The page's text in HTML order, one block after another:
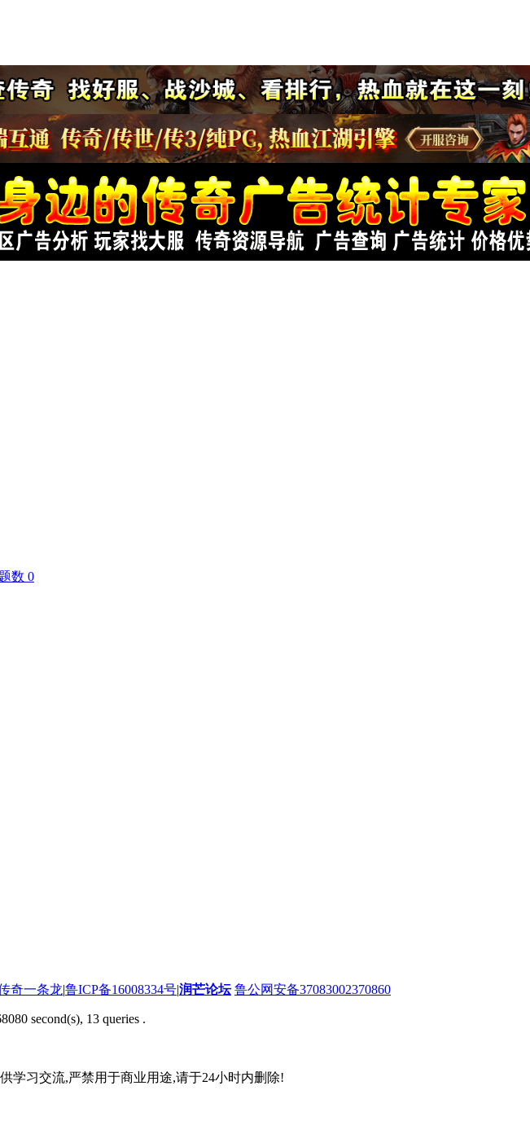
数 0
奇一条龙|鲁ICP备16008334号|润芒论坛 鲁公网安备37083002370860
second(s), 13 queries .
学习交流,严禁用于商业用途,请于24小时内删除!